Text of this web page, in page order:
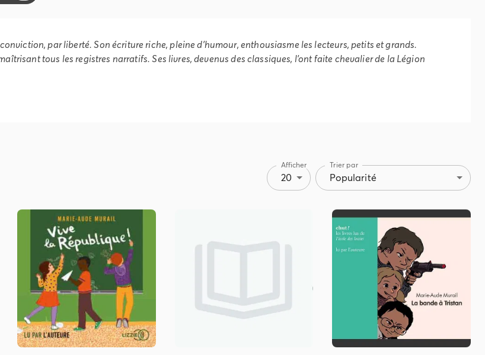
par liberté. Son écriture riche, pleine d’humour, enthousiasme les lecteurs, petits et grands.
tous les registres narratifs. Ses livres, devenus des classiques, l’ont faite chevalier de la Légion
Afficher
20
Trier par
Popularité